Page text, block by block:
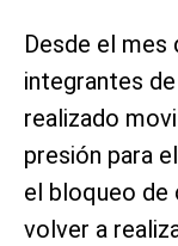
Desde el
integrantes
realizado
presión para
el bloqueo de
volver a